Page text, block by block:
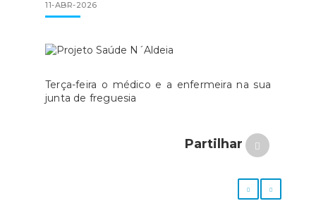
11-ABR-2026
Terça-feira o médico e a enfermeira na sua
junta de freguesia
Partilhar